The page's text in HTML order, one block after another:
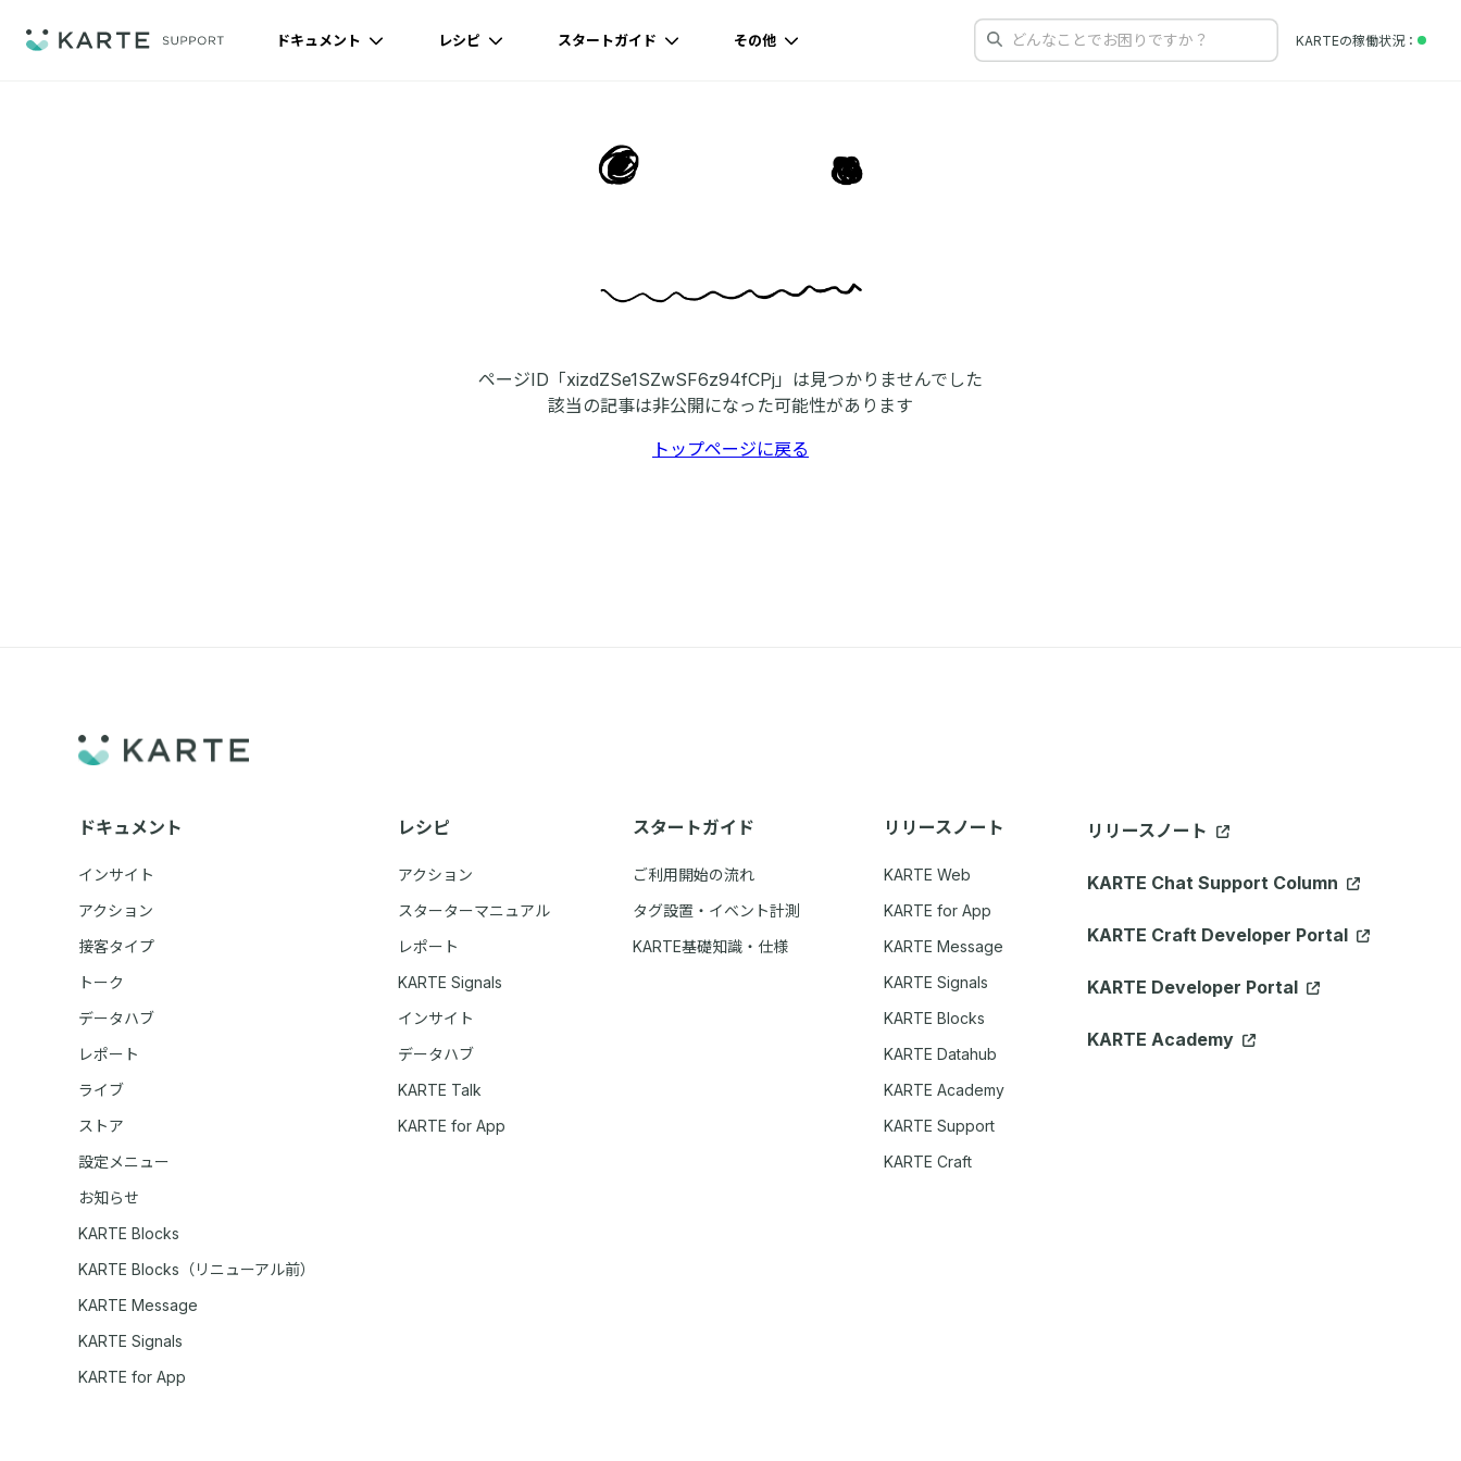
ドキュメント レシピ スタートガイド その他 どんなことでお困りですか？ KARTEの稼働状況
ページID「xizdZSe1SZwSF6z94fCPj」は見つかりませんでした
該当の記事は非公開になった可能性があります
トップページに戻る
ドキュメント
インサイト
アクション
接客タイプ
トーク
データハブ
レポート
ライブ
ストア
設定メニュー
お知らせ
KARTE Blocks
KARTE Blocks（リニューアル前）
KARTE Message
KARTE Signals
KARTE for App
レシピ
アクション
スターターマニュアル
レポート
KARTE Signals
インサイト
データハブ
KARTE Talk
KARTE for App
スタートガイド
ご利用開始の流れ
タグ設置・イベント計測
KARTE基礎知識・仕様
リリースノート
KARTE Web
KARTE for App
KARTE Message
KARTE Signals
KARTE Blocks
KARTE Datahub
KARTE Academy
KARTE Support
KARTE Craft
リリースノート
KARTE Chat Support Column
KARTE Craft Developer Portal
KARTE Developer Portal
KARTE Academy